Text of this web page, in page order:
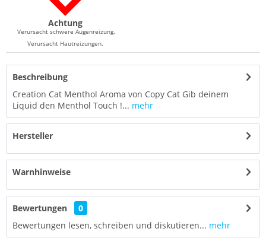
Achtung
Verursacht schwere Augenreizung.
Verursacht Hautreizungen.
Beschreibung
Creation Cat Menthol Aroma von Copy Cat Gib deinem
Liquid den Menthol Touch !... mehr
Hersteller
Warnhinweise
Bewertungen
0
Bewertungen lesen, schreiben und diskutieren... mehr